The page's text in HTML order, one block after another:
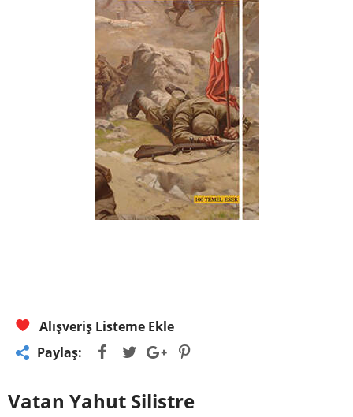
Alışveriş Listeme Ekle
Paylaş:
Vatan Yahut Silistre